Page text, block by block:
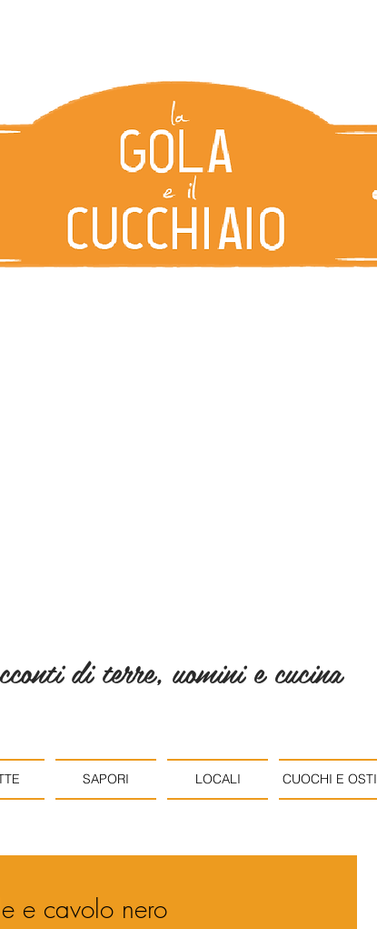
di terre, uomini e cucina
SAPORI LOCALI CUOCHI E OSTI
e cavolo nero